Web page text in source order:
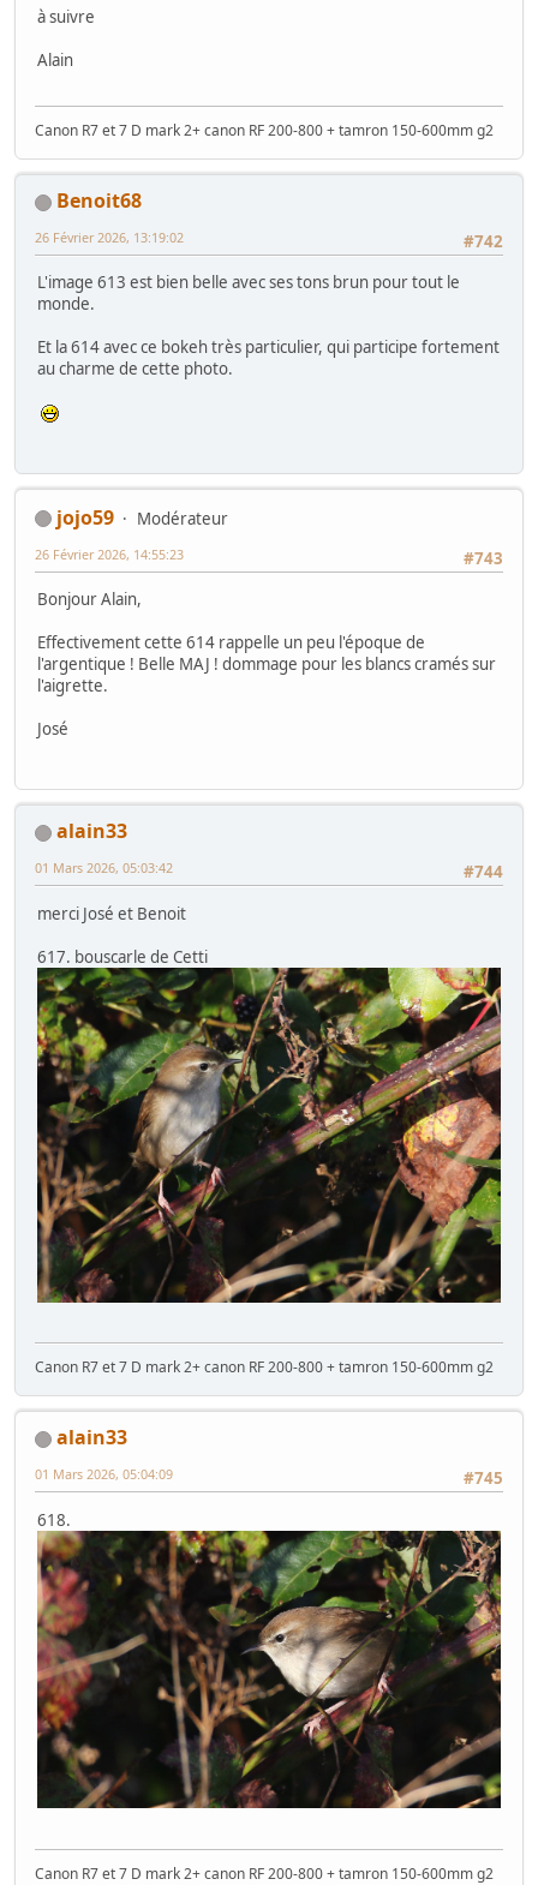
à suivre
Alain
Canon R7 et 7 D mark 2+ canon RF 200-800 + tamron 150-600mm g2
Benoit68
#742
26 Février 2026, 13:19:02
L'image 613 est bien belle avec ses tons brun pour tout le
monde.
Et la 614 avec ce bokeh très particulier, qui participe fortement
au charme de cette photo.
jojo59
Modérateur
#743
26 Février 2026, 14:55:23
Bonjour Alain,
Effectivement cette 614 rappelle un peu l'époque de
l'argentique ! Belle MAJ ! dommage pour les blancs cramés sur
l'aigrette.
José
alain33
#744
01 Mars 2026, 05:03:42
merci José et Benoit
617. bouscarle de Cetti
Canon R7 et 7 D mark 2+ canon RF 200-800 + tamron 150-600mm g2
alain33
#745
01 Mars 2026, 05:04:09
618.
Canon R7 et 7 D mark 2+ canon RF 200-800 + tamron 150-600mm g2